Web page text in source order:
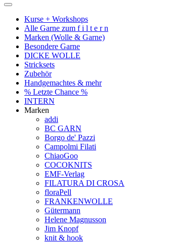
Kurse + Workshops
Alle Garne zum f i l t e r n
Marken (Wolle & Garne)
Besondere Garne
DICKE WOLLE
Stricksets
Zubehör
Handgemachtes & mehr
% Letzte Chance %
INTERN
Marken
addi
BC GARN
Borgo de' Pazzi
Campolmi Filati
ChiaoGoo
COCOKNITS
EMF-Verlag
FILATURA DI CROSA
floraPell
FRANKENWOLLE
Gütermann
Helene Magnusson
Jim Knopf
knit & hook